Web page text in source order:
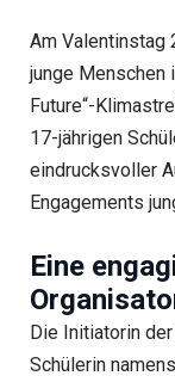
Am Valentinstag
junge Menschen
Future“-
17-jährigen
eindrucksvoller
Engagements
Eine
Die Initiatorin
Schülerin